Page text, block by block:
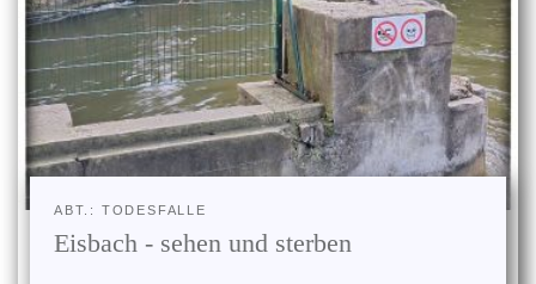
ABT.: TODESFALLE
Eisbach - sehen und sterben